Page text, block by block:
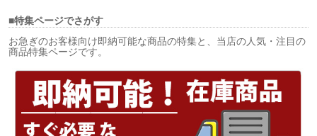
■特集ページでさがす
お急ぎのお客様向け即納可能な商品の特集と、当店の人気・注目の
商品特集ページです。